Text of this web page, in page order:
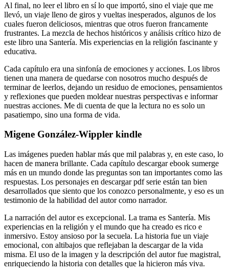
Al final, no leer el libro en sí lo que importó, sino el viaje que me
llevó, un viaje lleno de giros y vueltas inesperados, algunos de los
cuales fueron deliciosos, mientras que otros fueron francamente
frustrantes. La mezcla de hechos históricos y análisis crítico hizo de
este libro una Santería. Mis experiencias en la religión fascinante y
educativa.
Cada capítulo era una sinfonía de emociones y acciones. Los libros
tienen una manera de quedarse con nosotros mucho después de
terminar de leerlos, dejando un residuo de emociones, pensamientos
y reflexiones que pueden moldear nuestras perspectivas e informar
nuestras acciones. Me di cuenta de que la lectura no es solo un
pasatiempo, sino una forma de vida.
Migene González-Wippler kindle
Las imágenes pueden hablar más que mil palabras y, en este caso, lo
hacen de manera brillante. Cada capítulo descargar ebook sumerge
más en un mundo donde las preguntas son tan importantes como las
respuestas. Los personajes en descargar pdf serie están tan bien
desarrollados que siento que los conozco personalmente, y eso es un
testimonio de la habilidad del autor como narrador.
La narración del autor es excepcional. La trama es Santería. Mis
experiencias en la religión y el mundo que ha creado es rico e
inmersivo. Estoy ansioso por la secuela. La historia fue un viaje
emocional, con altibajos que reflejaban la descargar de la vida
misma. El uso de la imagen y la descripción del autor fue magistral,
enriqueciendo la historia con detalles que la hicieron más viva.